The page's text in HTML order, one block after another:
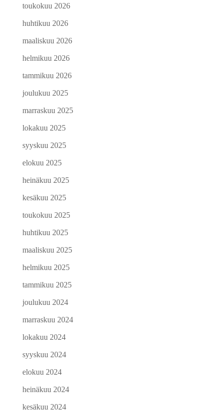
toukokuu 2026
huhtikuu 2026
maaliskuu 2026
helmikuu 2026
tammikuu 2026
joulukuu 2025
marraskuu 2025
lokakuu 2025
syyskuu 2025
elokuu 2025
heinäkuu 2025
kesäkuu 2025
toukokuu 2025
huhtikuu 2025
maaliskuu 2025
helmikuu 2025
tammikuu 2025
joulukuu 2024
marraskuu 2024
lokakuu 2024
syyskuu 2024
elokuu 2024
heinäkuu 2024
kesäkuu 2024